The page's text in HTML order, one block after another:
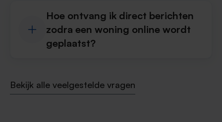
Hoe ontvang ik direct berichten
zodra een woning online wordt
geplaatst?
Bekijk alle veelgestelde vragen